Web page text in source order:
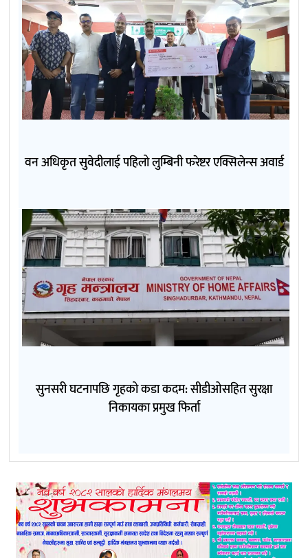
वन अधिकृत सुवेदीलाई पहिलो लुम्बिनी फरेष्टर एक्सिलेन्स अवार्ड
सुनसरी घटनापछि गृहको कडा कदम: सीडीओसहित सुरक्षा
निकायका प्रमुख फिर्ता